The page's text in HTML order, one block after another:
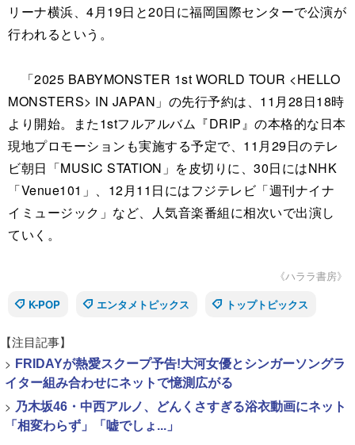
リーナ横浜、4月19日と20日に福岡国際センターで公演が
行われるという。
「2025 BABYMONSTER 1st WORLD TOUR <HELLO
MONSTERS> IN JAPAN」の先行予約は、11月28日18時
より開始。また1stフルアルバム『DRIP』の本格的な日本
現地プロモーションも実施する予定で、11月29日のテレ
ビ朝日「MUSIC STATION」を皮切りに、30日にはNHK
「Venue101」、12月11日にはフジテレビ「週刊ナイナ
イミュージック」など、人気音楽番組に相次いで出演し
ていく。
《ハララ書房》
K-POP
エンタメトピックス トップトピックス
【注目記事】
> FRIDAYが熱愛スクープ予告!大河女優とシンガーソングラ
イター組み合わせにネットで憶測広がる
> 乃木坂46・中西アルノ、どんくさすぎる浴衣動画にネット
「相変わらず」「嘘でしょ...」